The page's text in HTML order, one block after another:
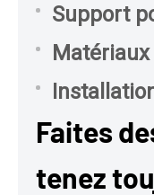
Support
Faites
tenez